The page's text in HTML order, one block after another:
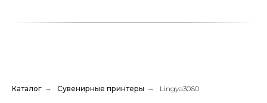
Каталог → Сувенирные принтеры → Lingya3060